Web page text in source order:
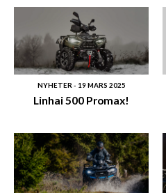
NYHETER - 19 MARS 2025
Linhai 500 Promax!